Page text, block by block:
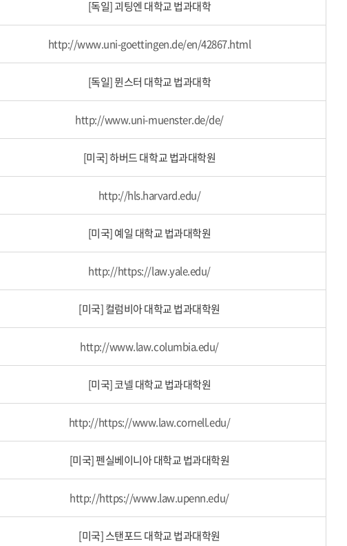
[독일] 괴팅엔 대학교 법과대학
http://www.uni-goettingen.de/en/42867.html
[독일] 뮌스터 대학교 법과대학
http://www.uni-muenster.de/de/
[미국] 하버드 대학교 법과대학원
http://hls.harvard.edu/
[미국] 예일 대학교 법과대학원
http://https://law.yale.edu/
[미국] 컬럼비아 대학교 법과대학원
http://www.law.columbia.edu/
[미국] 코넬 대학교 법과대학원
http://https://www.law.cornell.edu/
[미국] 펜실베이니아 대학교 법과대학원
http://https://www.law.upenn.edu/
[미국] 스탠포드 대학교 법과대학원